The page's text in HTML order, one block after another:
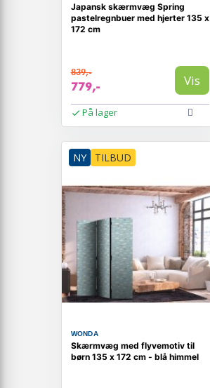
Japansk skærmvæg Spring
pastelregnbuer med hjerter 135 x
172 cm
839,-
779,- Vis
På lager
NY TILBUD
WONDA
Skærmvæg med flyvemotiv til
børn 135 x 172 cm - blå himmel